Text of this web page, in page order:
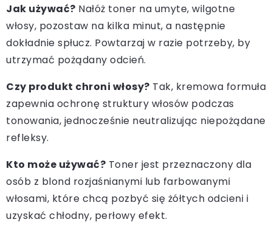
Jak używać? Nałóż toner na umyte, wilgotne
włosy, pozostaw na kilka minut, a następnie
dokładnie spłucz. Powtarzaj w razie potrzeby, by
utrzymać pożądany odcień.
Czy produkt chroni włosy? Tak, kremowa formuła
zapewnia ochronę struktury włosów podczas
tonowania, jednocześnie neutralizując niepożądane
refleksy.
Kto może używać? Toner jest przeznaczony dla
osób z blond rozjaśnianymi lub farbowanymi
włosami, które chcą pozbyć się żółtych odcieni i
uzyskać chłodny, perłowy efekt.